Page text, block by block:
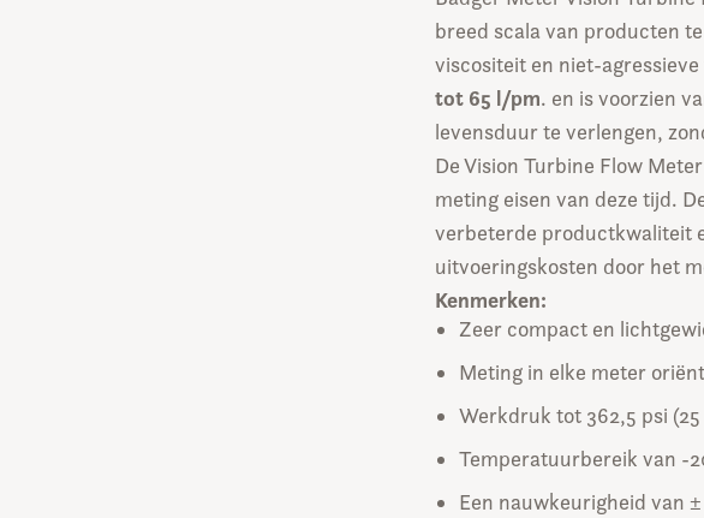
breed scala van producten
viscositeit en niet-
tot 65 l/pm. en is voorzien
levensduur te verlengen,
De Vision Turbine Flow
meting eisen van deze tijd.
verbeterde productkwaliteit
uitvoeringskosten door het
Kenmerken:
Zeer compact en
Meting in elke meter
Werkdruk tot 362,5 psi
Temperatuurbereik van -
Een nauwkeurigheid van ±